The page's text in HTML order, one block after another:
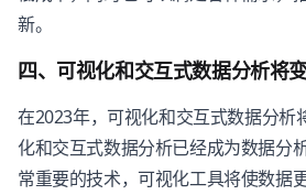
新。
四、可视化和交互式数据分析将
在2023年，可视化和交互式数据分析
化和交互式数据分析已经成为数据分
常重要的技术，可视化工具将使数据